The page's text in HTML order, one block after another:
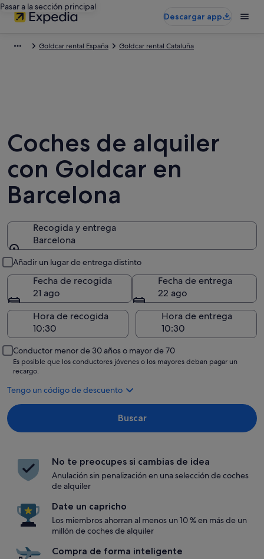
Pasar a la sección principal
Descargar app
Goldcar rental España Goldcar rental Cataluña
Coches de alquiler
con Goldcar en
Barcelona
Recogida y entrega
Barcelona
Añadir un lugar de entrega distinto
Fecha de recogida
21 ago
Fecha de entrega
22 ago
Hora de recogida
Hora de entrega
Conductor menor de 30 años o mayor de 70
Es posible que los conductores jóvenes o los mayores deban pagar un
recargo.
Tengo un código de descuento
Buscar
No te preocupes si cambias de idea
Anulación sin penalización en una selección de coches
de alquiler
Date un capricho
Los miembros ahorran al menos un 10 % en más de un
millón de coches de alquiler
Compra de forma inteligente